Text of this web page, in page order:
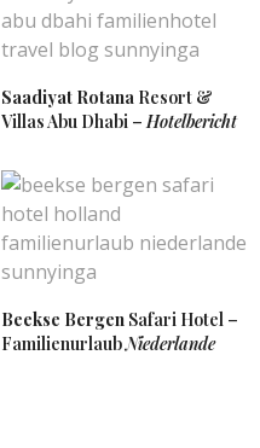
Saadiyat Rotana Resort &
Villas Abu Dhabi –Hotelbericht
Beekse Bergen Safari Hotel –
FamilienurlaubNiederlande